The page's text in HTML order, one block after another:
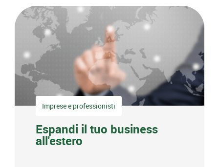
Imprese e professionisti
Espandi il tuo business
all'estero